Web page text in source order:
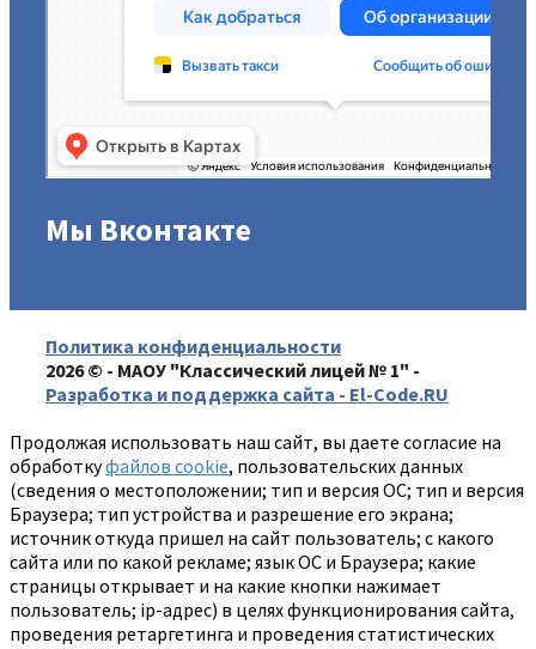
Мы Вконтакте
Политика конфиденциальности
2026 © - МАОУ "Классический лицей № 1" -
Разработка и поддержка сайта - El-Code.RU
Продолжая использовать наш сайт, вы даете согласие на
обработкуфайлов cookie, пользовательских данных
(сведения о местоположении; тип и версия ОС; тип и версия
Браузера; тип устройства и разрешение его экрана;
источник откуда пришел на сайт пользователь; с какого
сайта или по какой рекламе; язык ОС и Браузера; какие
страницы открывает и на какие кнопки нажимает
пользователь; ip-адрес) в целях функционирования сайта,
проведения ретаргетинга и проведения статистических